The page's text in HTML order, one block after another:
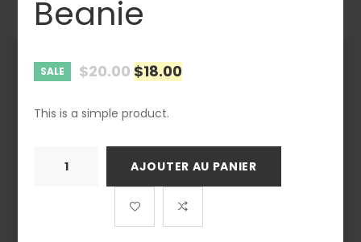
Beanie
SALE $20.00 $18.00
This is a simple product.
AJOUTER AU PANIER
SALE